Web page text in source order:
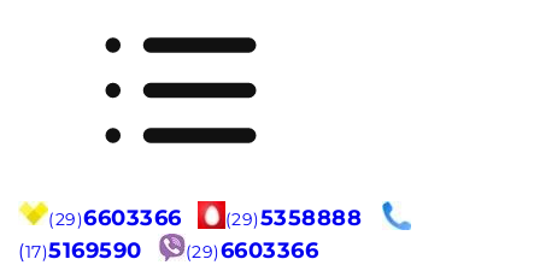
(29)6603366 (29)5358888
(17)5169590 (29)6603366